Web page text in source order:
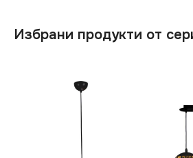
Избрани продукти от